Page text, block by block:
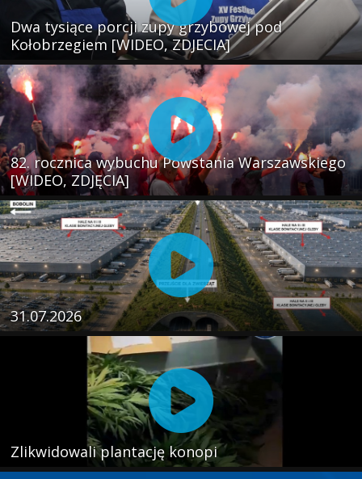
Dwa tysiące porcji zupy grzybowej pod
Kołobrzegiem [WIDEO, ZDJECIA]
82. rocznica wybuchu Powstania Warszawskiego
[WIDEO, ZDJĘCIA]
31.07.2026
Zlikwidowali plantację konopi